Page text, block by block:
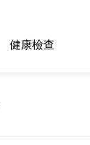
健康檢查